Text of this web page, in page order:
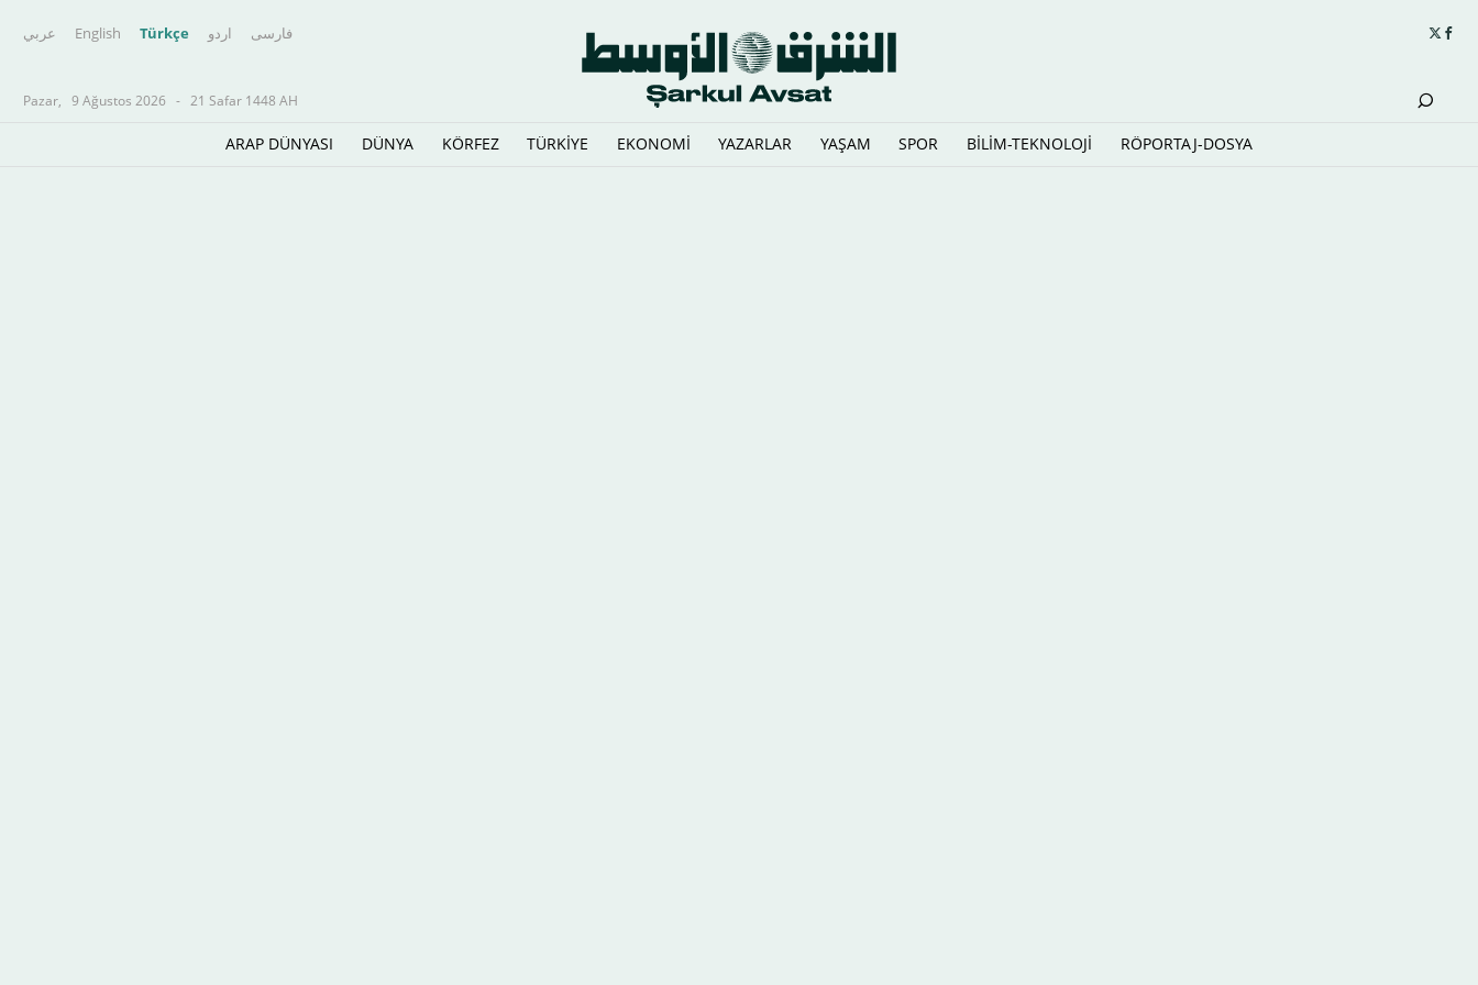
عربي English Türkçe اردو فارسى
Pazar, 9 Ağustos 2026 - 21 Safar 1448 AH
ARAP DÜNYASI DÜNYA KÖRFEZ TÜRKİYE EKONOMİ YAZARLAR YAŞAM SPOR BİLİM-TEKNOLOJİ RÖPORTAJ-DOSYA